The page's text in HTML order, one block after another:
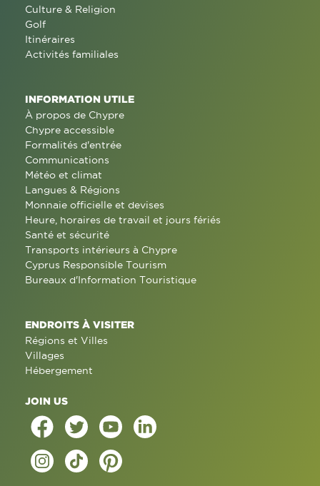
Culture & Religion
Golf
Itinéraires
Activités familiales
INFORMATION UTILE
À propos de Chypre
Chypre accessible
Formalités d'entrée
Communications
Météo et climat
Langues & Régions
Monnaie officielle et devises
Heure, horaires de travail et jours fériés
Santé et sécurité
Transports intérieurs à Chypre
Cyprus Responsible Tourism
Bureaux d'Information Touristique
ENDROITS À VISITER
Régions et Villes
Villages
Hébergement
JOIN US